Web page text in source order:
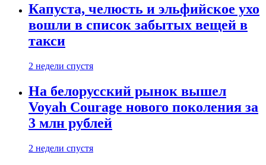
Капуста, челюсть и эльфийское ухо
вошли в список забытых вещей в
такси
2 недели спустя
На белорусский рынок вышел
Voyah Courage нового поколения за
3 млн рублей
2 недели спустя